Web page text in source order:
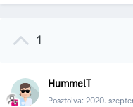
1
HummelT
Posztolva: 2020.